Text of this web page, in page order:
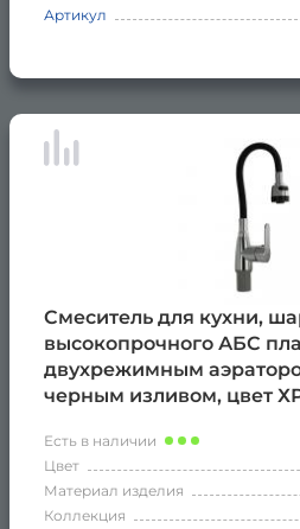
Артикул
Смеситель для кухни,
высокопрочного АБС
двухрежимным
черным изливом, цвет
Есть в наличии
Цвет
Материал изделия
Коллекция